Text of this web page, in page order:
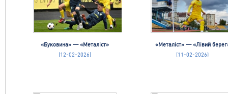
«Буковина» — «Металіст»
(12-02-2026)
«Металіст» — «Лівий
(11-02-2026)